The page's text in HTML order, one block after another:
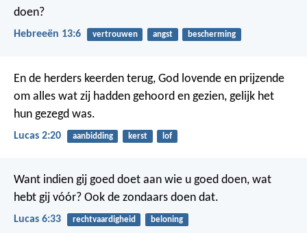
doen?
Hebreeën 13:6 vertrouwen angst bescherming
En de herders keerden terug, God lovende en prijzende
om alles wat zij hadden gehoord en gezien, gelijk het
hun gezegd was.
Lucas 2:20 aanbidding kerst lof
Want indien gij goed doet aan wie u goed doen, wat
hebt gij vóór? Ook de zondaars doen dat.
Lucas 6:33 rechtvaardigheid beloning